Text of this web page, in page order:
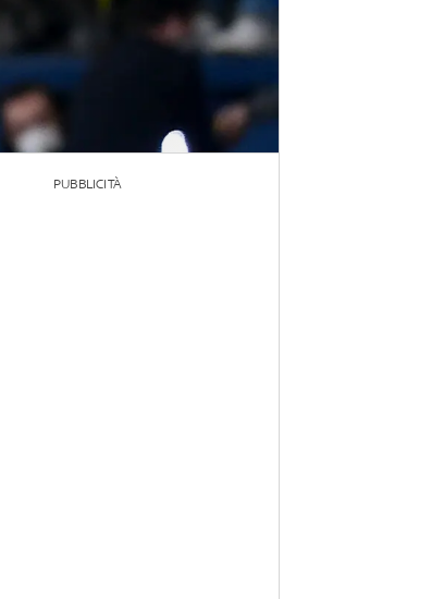
PUBBLICITÀ